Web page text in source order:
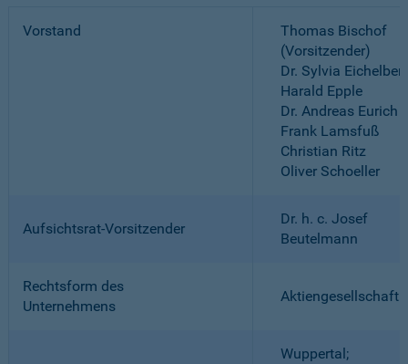
Vorstand
Thomas Bischof
(Vorsitzender)
Dr. Sylvia
Harald Epple
Dr. Andreas Eurich
Frank Lamsfuß
Christian Ritz
Oliver Schoeller
Aufsichtsrat-Vorsitzender
Dr. h. c. Josef
Beutelmann
Rechtsform des
Unternehmens
Aktiengesellschaft
Wuppertal;